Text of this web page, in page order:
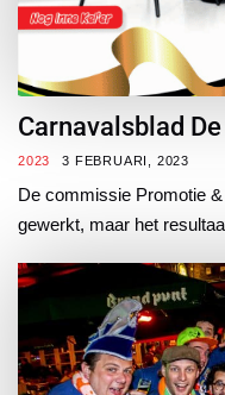
Carnavalsblad
2023 3 FEBRUARI, 2023
De commissie Promotie
gewerkt, maar het